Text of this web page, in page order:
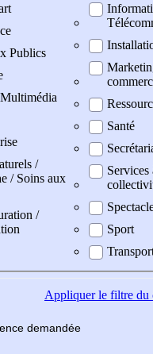
Publics
/
/ Soins aux
/
Santé
Services
Sport
Appliquerle filtre du
demandée